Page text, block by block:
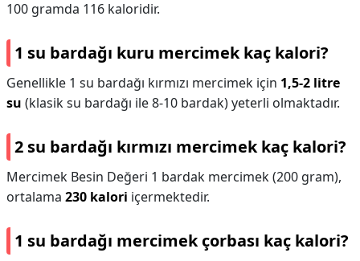
100 gramda 116 kaloridir.
1 su bardağı kuru mercimek kaç kalori?
Genellikle 1 su bardağı kırmızı mercimek için 1,5-2 litre
su (klasik su bardağı ile 8-10 bardak) yeterli olmaktadır.
2 su bardağı kırmızı mercimek kaç kalori?
Mercimek Besin Değeri 1 bardak mercimek (200 gram),
ortalama 230 kalori içermektedir.
1 su bardağı mercimek çorbası kaç kalori?